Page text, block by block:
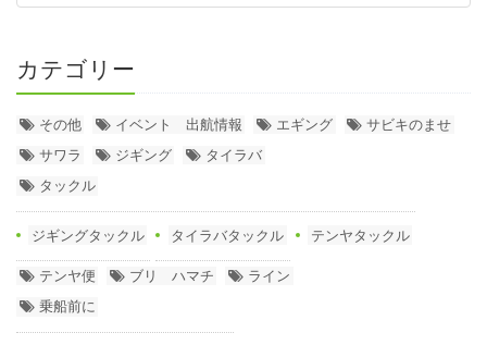
カテゴリー
その他 イベント 出航情報 エギング
サビキのませ
サワラ
ジギング
タイラバ
タックル
ジギングタックル タイラバタックル テンヤタックル
テンヤ便 ブリ ハマチ
ライン
乗船前に